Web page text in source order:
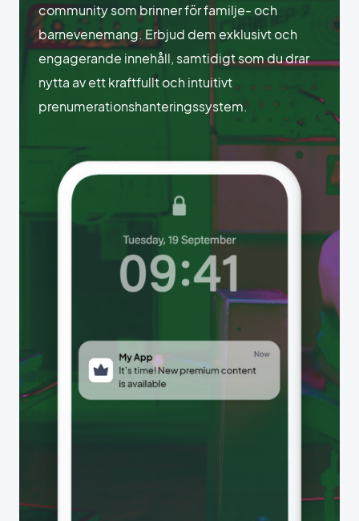
community som brinner för familje- och
barnevenemang. Erbjud dem exklusivt och
engagerande innehåll, samtidigt som du drar
nytta av ett kraftfullt och intuitivt
prenumerationshanteringssystem.